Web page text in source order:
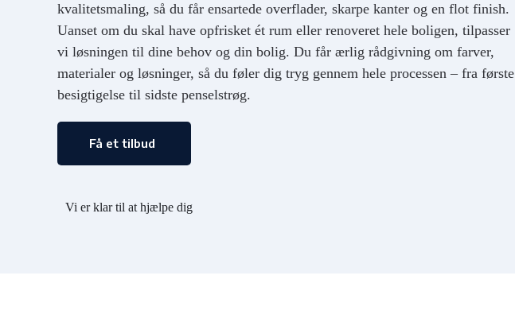
kvalitetsmaling, så du får ensartede overflader, skarpe kanter og en flot finish.
Uanset om du skal have opfrisket ét rum eller renoveret hele boligen, tilpasser
vi løsningen til dine behov og din bolig. Du får ærlig rådgivning om farver,
materialer og løsninger, så du føler dig tryg gennem hele processen – fra første
besigtigelse til sidste penselstrøg.
Få et tilbud
Vi er klar til at hjælpe dig